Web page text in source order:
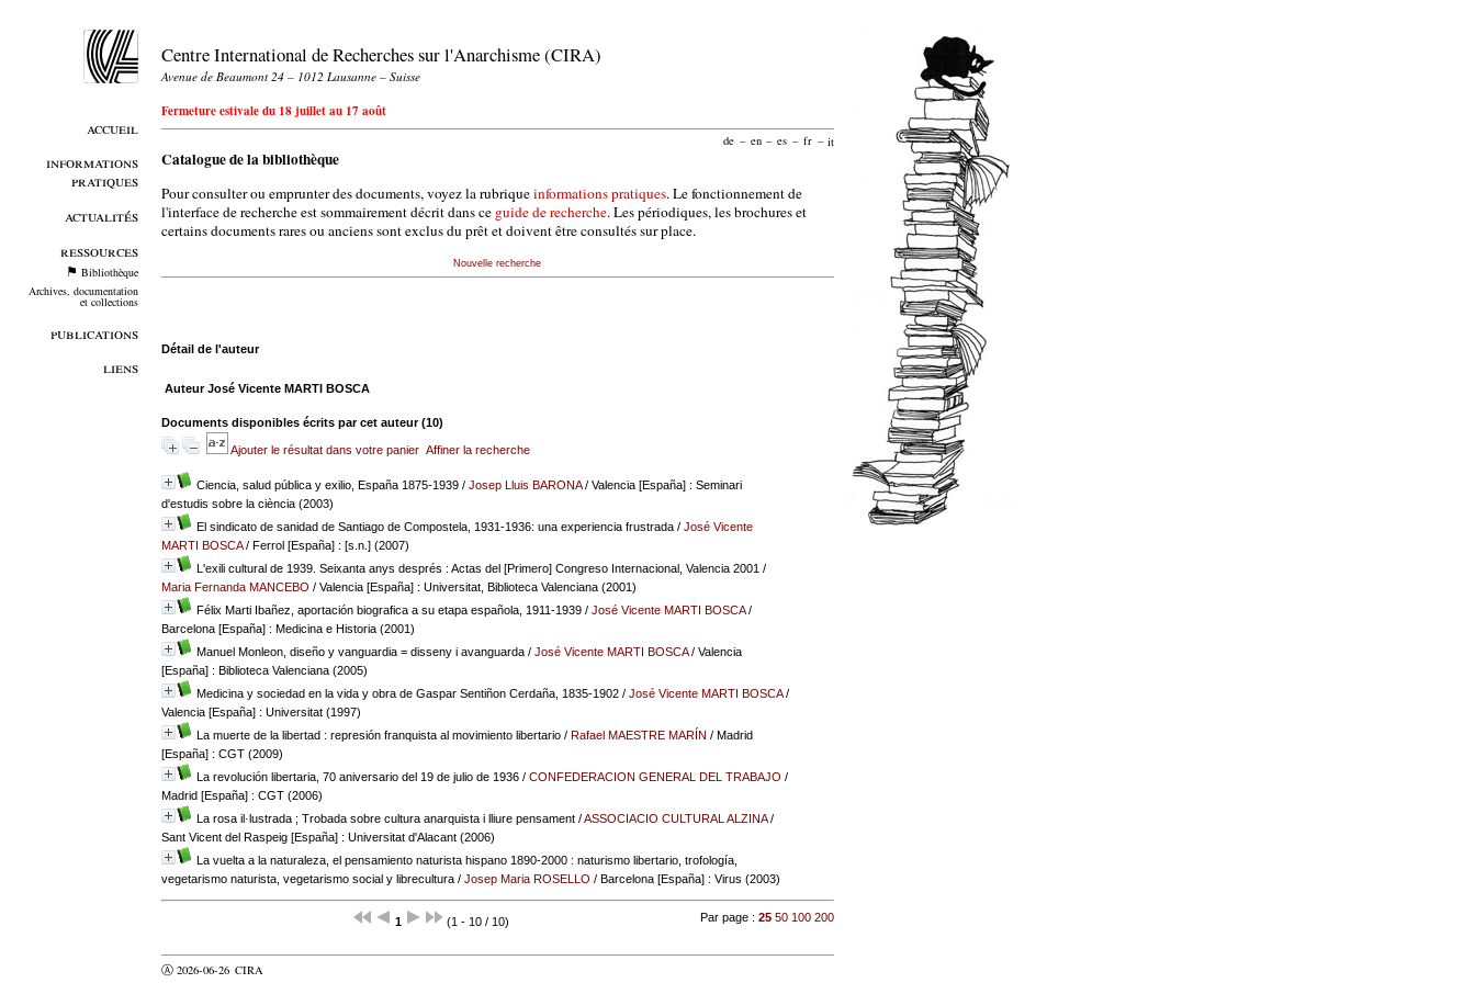
accueil
informations
pratiques
actualités
ressources
Bibliothèque
Archives, documentation
et collections
publications
liens
Centre International de Recherches sur l'Anarchisme (CIRA)
Avenue de Beaumont 24 – 1012 Lausanne – Suisse
Fermeture estivale du 18 juillet au 17 août
de – en – es – fr – it
Catalogue de la bibliothèque
Pour consulter ou emprunter des documents, voyez la rubriqueinformations pratiques. Le fonctionnement de
l'interface de recherche est sommairement décrit dans ce guide de recherche. Les périodiques, les brochures et
certains documents rares ou anciens sont exclus du prêt et doivent être consultés sur place.
Nouvelle recherche
Détail de l'auteur
Auteur José Vicente MARTI BOSCA
Documents disponibles écrits par cet auteur (10)
Ajouter le résultat dans votre panier Affiner la recherche
Ciencia, salud pública y exilio, España 1875-1939/ Josep Lluis BARONA/ Valencia [España] : Seminari
d'estudis sobre la ciència (2003)
El sindicato de sanidad de Santiago de Compostela, 1931-1936: una experiencia frustrada/ José Vicente
MARTI BOSCA/ Ferrol [España] : [s.n.] (2007)
L'exili cultural de 1939. Seixanta anys després : Actas del [Primero] Congreso Internacional, Valencia 2001 /
Maria Fernanda MANCEBO / Valencia [España] : Universitat, Biblioteca Valenciana (2001)
Félix Marti Ibañez, aportación biografica a su etapa española, 1911-1939/ José Vicente MARTI BOSCA/
Barcelona [España] : Medicina e Historia (2001)
Manuel Monleon, diseño y vanguardia = disseny i avanguarda/ José Vicente MARTI BOSCA/ Valencia
[España] : Biblioteca Valenciana (2005)
Medicina y sociedad en la vida y obra de Gaspar Sentiñon Cerdaña, 1835-1902/ José Vicente MARTI BOSCA/
Valencia [España] : Universitat (1997)
La muerte de la libertad : represión franquista al movimiento libertario/ Rafael MAESTRE MARÍN / Madrid
[España] : CGT (2009)
La revolución libertaria, 70 aniversario del 19 de julio de 1936/ CONFEDERACION GENERAL DEL TRABAJO /
Madrid [España] : CGT (2006)
La rosa il·lustrada ; Trobada sobre cultura anarquista i lliure pensament/ASSOCIACIO CULTURAL ALZINA/
Sant Vicent del Raspeig [España] : Universitat d'Alacant (2006)
La vuelta a la naturaleza, el pensamiento naturista hispano 1890-2000 : naturismo libertario, trofología,
vegetarismo naturista, vegetarismo social y librecultura/ Josep Maria ROSELLO / Barcelona [España] : Virus (2003)
1 (1 - 10 / 10) Par page :25 50 100 200
Ⓐ 2026-06-26 CIRA